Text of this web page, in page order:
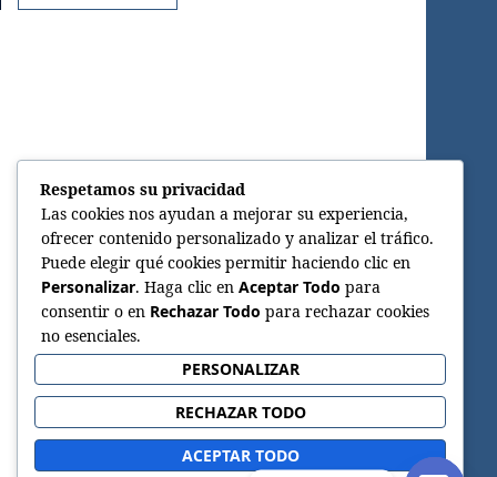
Respetamos su privacidad
Las cookies nos ayudan a mejorar su experiencia,
ofrecer contenido personalizado y analizar el tráfico.
Puede elegir qué cookies permitir haciendo clic en
Personalizar. Haga clic en Aceptar Todo para
consentir o en Rechazar Todo para rechazar cookies
no esenciales.
PERSONALIZAR
RECHAZAR TODO
ACEPTAR TODO